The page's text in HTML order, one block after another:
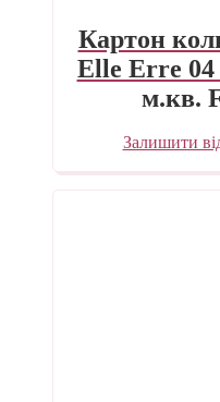
Картон
Elle Erre 04
м.кв.
Залишити